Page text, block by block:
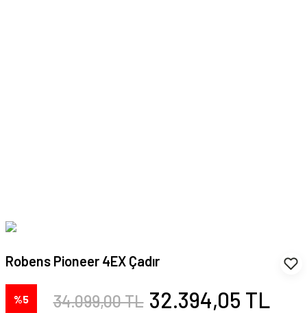
Robens Pioneer 4EX Çadır
%5 34.099,00 TL 32.394,05 TL